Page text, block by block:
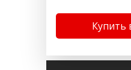
Купить